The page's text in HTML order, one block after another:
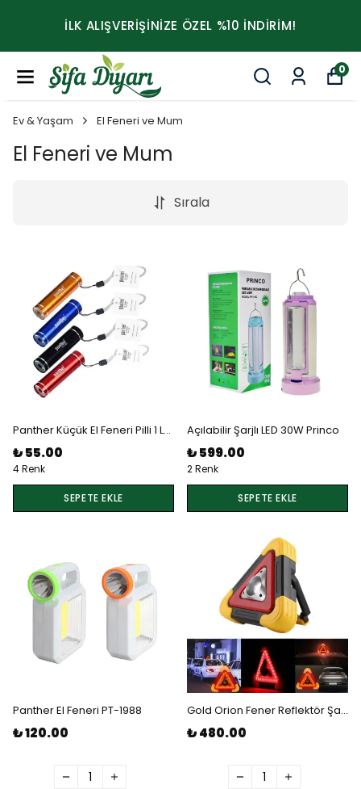
İLK ALIŞVERİŞİNİZE ÖZEL %10 İNDİRİM!
0
Ev & Yaşam El Feneri ve Mum
El Feneri ve Mum
Sırala
Panther Küçük El Feneri Pilli 1 Ledli 1W
₺ 55.00
4 Renk
SEPETE EKLE
Açılabilir Şarjlı LED 30W Princo
₺ 599.00
2 Renk
SEPETE EKLE
Panther El Feneri PT-1988
₺ 120.00
Gold Orion Fener Reflektör Şarjlı Led
₺ 480.00